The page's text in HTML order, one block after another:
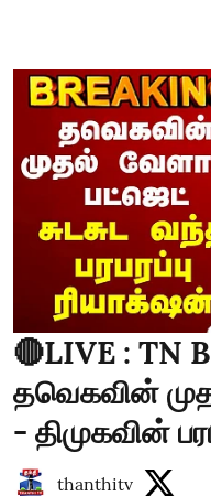
🔴LIVE : TN
தவெகவின்
- திமுகவின்
thanthitv